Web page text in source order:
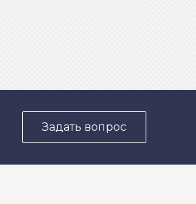
Задать вопрос